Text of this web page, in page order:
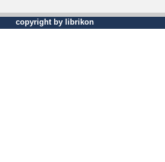
copyright by librikon